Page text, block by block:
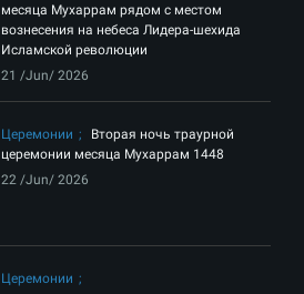
месяца Мухаррам рядом с местом
вознесения на небеса Лидера-шехида
Исламской революции
21 /Jun/ 2026
Церемонии
Вторая ночь траурной
церемонии месяца Мухаррам 1448
22 /Jun/ 2026
Церемонии